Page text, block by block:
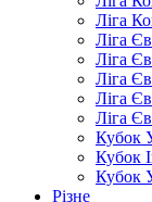
Ліга
Ліга
Ліга
Ліга
Ліга
Ліга
Кубок
Кубок
Кубок
Різне